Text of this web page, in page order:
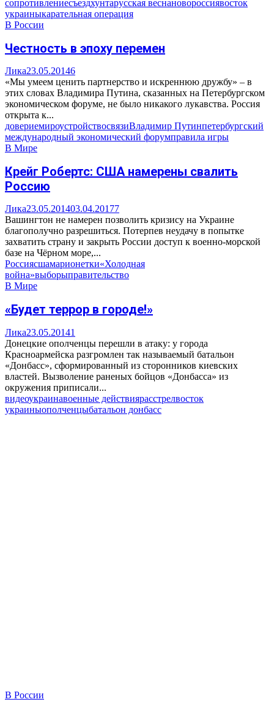
сопротивлениесъездхунтарусская веснановороссиявосток
украиныкарательная операция
В России
Честность в эпоху перемен
Лика23.05.20146
«Мы умеем ценить партнерство и искреннюю дружбу» – в
этих словах Владимира Путина, сказанных на Петербургском
экономическом форуме, не было никакого лукавства. Россия
открыта к...
довериемироустройствосвязиВладимир Путинпетербургский
международный экономический форумправила игры
В Мире
Крейг Робертс: США намерены свалить
Россию
Лика23.05.201403.04.20177
Вашингтон не намерен позволить кризису на Украине
благополучно разрешиться. Потерпев неудачу в попытке
захватить страну и закрыть России доступ к военно-морской
базе на Чёрном море,...
Россиясшамарионетки«Холодная
война»выборыправительство
В Мире
«Будет террор в городе!»
Лика23.05.20141
Донецкие ополченцы перешли в атаку: у города
Красноармейска разгромлен так называемый батальон
«Донбасс», сформированный из сторонников киевских
властей. Вызволение раненых бойцов «Донбасса» из
окружения приписали...
видеоукраинавоенные действиярасстрелвосток
украиныополченцыбатальон донбасс
В России